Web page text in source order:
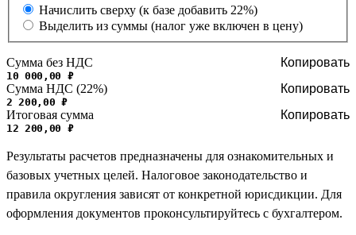
Начислить сверху (к базе добавить 22%)
Выделить из суммы (налог уже включен в цену)
Сумма без НДС
10 000,00 ₽
Копировать
Сумма НДС (22%)
2 200,00 ₽
Копировать
Итоговая сумма
12 200,00 ₽
Копировать
Результаты расчетов предназначены для ознакомительных и
базовых учетных целей. Налоговое законодательство и
правила округления зависят от конкретной юрисдикции. Для
оформления документов проконсультируйтесь с бухгалтером.